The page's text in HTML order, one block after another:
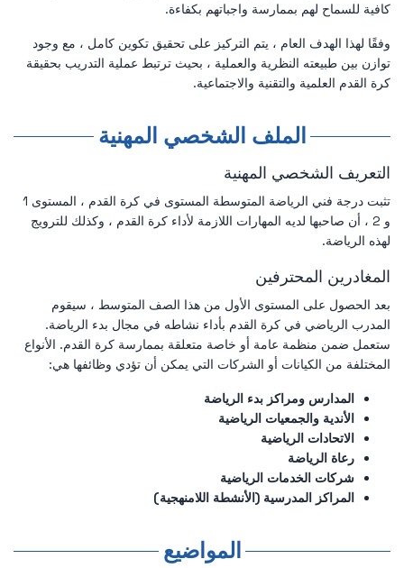
كافية للسماح لهم بممارسة واجباتهم بكفاءة.
وفقًا لهذا الهدف العام ، يتم التركيز على تحقيق تكوين كامل ، مع وجود
توازن بين طبيعته النظرية والعملية ، بحيث ترتبط عملية التدريب بحقيقة
كرة القدم العلمية والتقنية والاجتماعية.
الملف الشخصي المهنية
التعريف الشخصي المهنية
تثبت درجة فني الرياضة المتوسطة المستوى في كرة القدم ، المستوى 1
و 2 ، أن صاحبها لديه المهارات اللازمة لأداء كرة القدم ، وكذلك للترويج
لهذه الرياضة.
المغادرين المحترفين
بعد الحصول على المستوى الأول من هذا الصف المتوسط ، سيقوم
المدرب الرياضي في كرة القدم بأداء نشاطه في مجال بدء الرياضة.
ستعمل ضمن منظمة عامة أو خاصة متعلقة بممارسة كرة القدم. الأنواع
المختلفة من الكيانات أو الشركات التي يمكن أن تؤدي وظائفها هي:
المدارس ومراكز بدء الرياضة
الأندية والجمعيات الرياضية
الاتحادات الرياضية
رعاة الرياضة
شركات الخدمات الرياضية
المراكز المدرسية (الأنشطة اللامنهجية)
المواضيع